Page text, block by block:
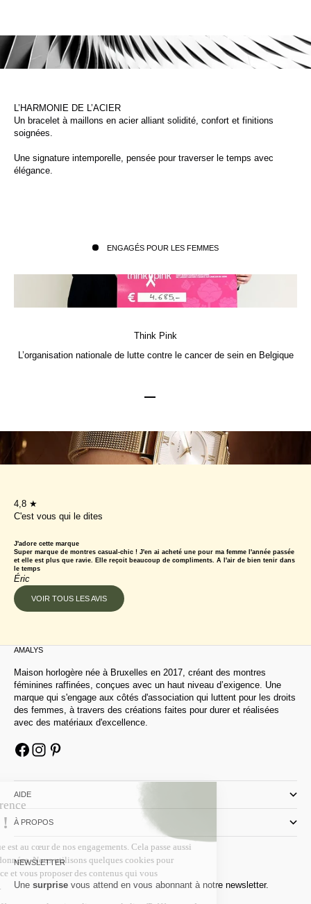
L’HARMONIE DE L’ACIER
Un bracelet à maillons en acier alliant solidité, confort et finitions
soignées.
Une signature intemporelle, pensée pour traverser le temps avec
élégance.
ENGAGÉS POUR LES FEMMES
Think Pink
L’organisation nationale de lutte contre le cancer de sein en Belgique
4,8 ★
C'est vous qui le dites
J'adore cette marque
Super marque de montres casual-chic ! J'en ai acheté une pour ma femme l'année passée
et elle est plus que ravie. Elle reçoit beaucoup de compliments. A l'air de bien tenir dans
le temps
Éric
VOIR TOUS LES AVIS
AMALYS
Maison horlogère née à Bruxelles en 2017, créant des montres
féminines raffinées, conçues avec un haut niveau d’exigence. Une
marque qui s'engage aux côtés d'association qui luttent pour les droits
des femmes, à travers des créations faites pour durer et réalisées
avec des matériaux d'excellence.
AIDE
À PROPOS
NEWSLETTER
Une surprise vous attend en vous abonnant à notre newsletter.